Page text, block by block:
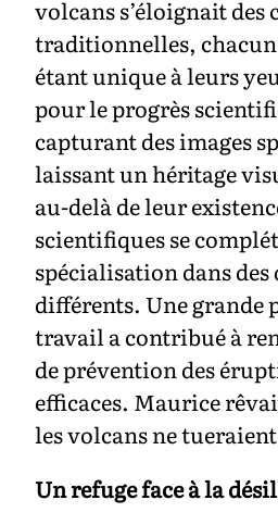
volcans s’éloignait
traditionnelles, chacun
étant unique à leurs
pour le progrès
capturant des images
laissant un héritage
au-delà de leur
scientifiques se
spécialisation dans
différents. Une grande
travail a contribué à
de prévention des
efficaces. Maurice
les volcans ne
Un refuge face à la